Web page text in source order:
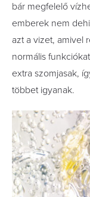
bár megfelelő
emberek nem
azt a vizet, amivel
normális
extra szomjasak,
többet igyanak.